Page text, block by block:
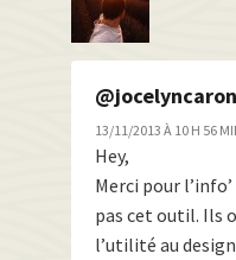
13/11/2013 À 10 H 56
Hey,
Merci pour
pas cet outil. Ils
l’utilité au